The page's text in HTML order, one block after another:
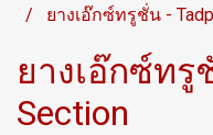
ยางเอ๊กซ์ทรูชั่น -
ยางเอ๊กซ์ทรู
Section